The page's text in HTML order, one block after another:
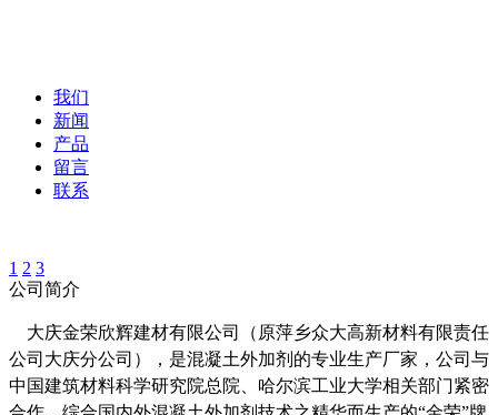
我们
新闻
产品
留言
联系
1 2 3
公司简介
大庆金荣欣辉建材有限公司（原萍乡众大高新材料有限责任
公司大庆分公司），是混凝土外加剂的专业生产厂家，公司与
中国建筑材料科学研究院总院、哈尔滨工业大学相关部门紧密